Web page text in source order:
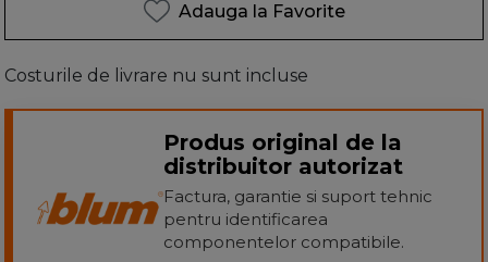
Adauga la Favorite
Costurile de livrare nu sunt incluse
Produs original de la
distribuitor autorizat
Factura, garantie si suport tehnic
pentru identificarea
componentelor compatibile.